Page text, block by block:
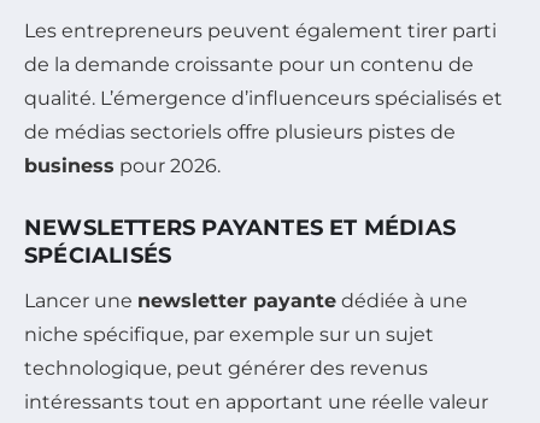
Les entrepreneurs peuvent également tirer parti
de la demande croissante pour un contenu de
qualité. L’émergence d’influenceurs spécialisés et
de médias sectoriels offre plusieurs pistes de
business pour 2026.
NEWSLETTERS PAYANTES ET MÉDIAS
SPÉCIALISÉS
Lancer une newsletter payante dédiée à une
niche spécifique, par exemple sur un sujet
technologique, peut générer des revenus
intéressants tout en apportant une réelle valeur